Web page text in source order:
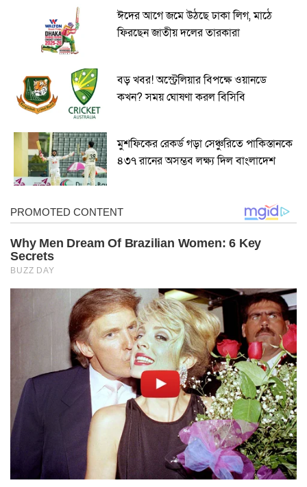
ঈদের আগে জমে উঠছে ঢাকা লিগ, মাঠে
ফিরছেন জাতীয় দলের তারকারা
বড় খবর! অস্ট্রেলিয়ার বিপক্ষে ওয়ানডে
কখন? সময় ঘোষণা করল বিসিবি
মুশফিকের রেকর্ড গড়া সেঞ্চুরিতে পাকিস্তানকে
৪৩৭ রানের অসম্ভব লক্ষ্য দিল বাংলাদেশ